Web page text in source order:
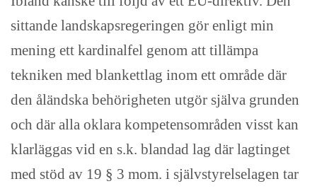
sittande landskapsregeringen gör enligt min
mening ett kardinalfel genom att tillämpa
tekniken med blankettlag inom ett område där
den åländska behörigheten utgör själva grunden
och där alla oklara kompetensområden visst kan
klarläggas vid en s.k. blandad lag där lagtinget
med stöd av 19 § 3 mom. i självstyrelselagen tar